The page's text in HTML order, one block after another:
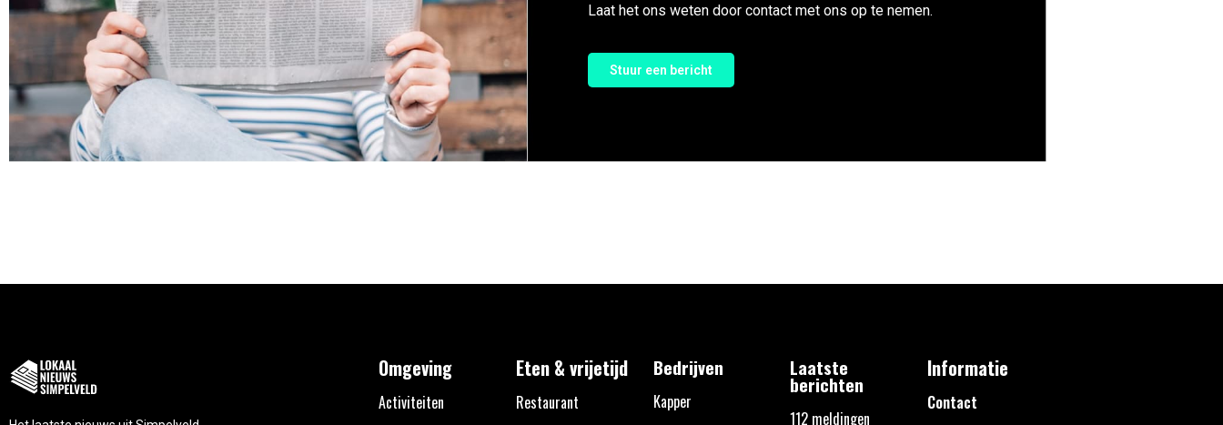
Laat het ons weten door contact met ons op te nemen.
Stuur een bericht
Omgeving
Activiteiten
Eten & vrijetijd
Restaurant
Bedrijven
Kapper
Laatste
berichten
112 meldingen
Informatie
Contact